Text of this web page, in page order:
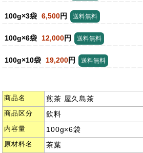
100g×3袋 6,500円 送料無料
100g×6袋 12,000円 送料無料
100g×10袋 19,200円 送料無料
商品名 煎茶 屋久島茶
商品区分 飲料
内容量 100g×6袋
原材料名 茶葉